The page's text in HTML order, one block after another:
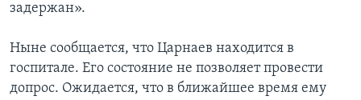
задержан».
Ныне сообщается, что Царнаев находится в
госпитале. Его состояние не позволяет провести
допрос. Ожидается, что в ближайшее время ему